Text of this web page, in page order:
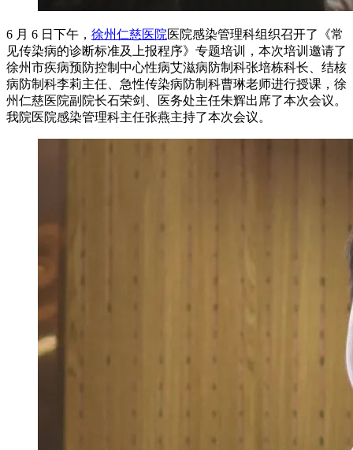
6 月 6 日下午， 徐州仁慈医院医院感染管理科组织召开了《常
见传染病的诊断标准及上报程序》专题培训，本次培训邀请了
徐州市疾病预防控制中心性病艾滋病防制科张培栋科长、结核
病防制科李莉主任、急性传染病防制科曹琳老师进行授课，徐
州仁慈医院副院长石荣剑、医务处主任朱辉出席了本次会议。
我院医院感染管理科主任张燕主持了本次会议。